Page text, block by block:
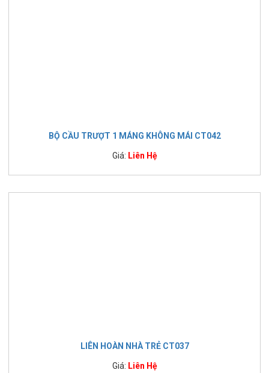
BỘ CẦU TRƯỢT 1 MÁNG KHÔNG MÁI CT042
Giá: Liên Hệ
LIÊN HOÀN NHÀ TRẺ CT037
Giá: Liên Hệ